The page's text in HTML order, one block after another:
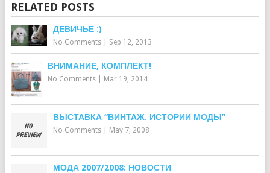
RELATED POSTS
ДЕВИЧЬЕ :)
No Comments| Sep 12, 2013
ВНИМАНИЕ, КОМПЛЕКТ!
No Comments| Mar 19, 2014
ВЫСТАВКА “ВИНТАЖ. ИСТОРИИ МОДЫ”
No Comments| May 7, 2008
МОДА 2007/2008: НОВОСТИ